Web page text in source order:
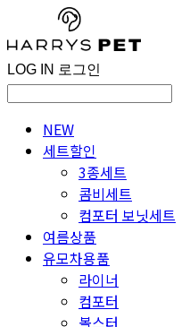
LOG IN 로그인
NEW
세트할인
3종세트
콤비세트
컴포터 보닛세트
여름상품
유모차용품
라이너
컴포터
볼스터